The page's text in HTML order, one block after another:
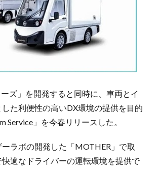
ズ」を開発すると同時に、車両とイ
た利便性の高いDX環境の提供を目的
」を今春リリースした。
ラボの開発した「MOTHER」で取
適なドライバーの運転環境を提供で